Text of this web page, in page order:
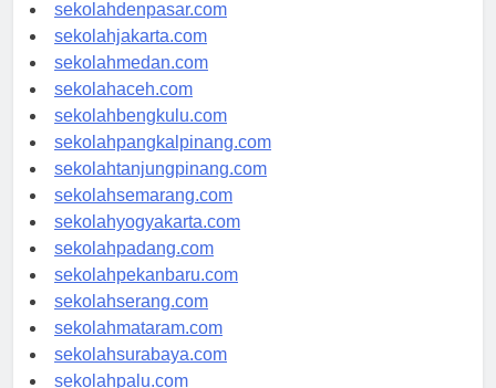
sekolahdenpasar.com
sekolahjakarta.com
sekolahmedan.com
sekolahaceh.com
sekolahbengkulu.com
sekolahpangkalpinang.com
sekolahtanjungpinang.com
sekolahsemarang.com
sekolahyogyakarta.com
sekolahpadang.com
sekolahpekanbaru.com
sekolahserang.com
sekolahmataram.com
sekolahsurabaya.com